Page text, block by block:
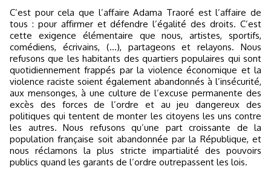
C’est pour cela que l’affaire Adama Traoré est l’affaire de
tous : pour affirmer et défendre l’égalité des droits. C’est
cette exigence élémentaire que nous, artistes, sportifs,
comédiens, écrivains, (…), partageons et relayons. Nous
refusons que les habitants des quartiers populaires qui sont
quotidiennement frappés par la violence économique et la
violence raciste soient également abandonnés à l’insécurité,
aux mensonges, à une culture de l’excuse permanente des
excès des forces de l’ordre et au jeu dangereux des
politiques qui tentent de monter les citoyens les uns contre
les autres. Nous refusons qu’une part croissante de la
population française soit abandonnée par la République, et
nous réclamons la plus stricte impartialité des pouvoirs
publics quand les garants de l’ordre outrepassent les lois.